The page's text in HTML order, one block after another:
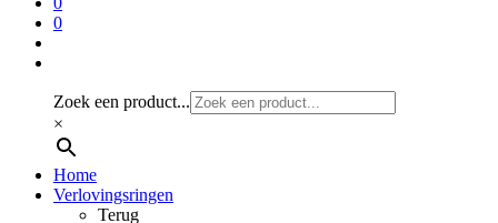
0
Zoek een product...
×
Home
Verlovingsringen
Terug